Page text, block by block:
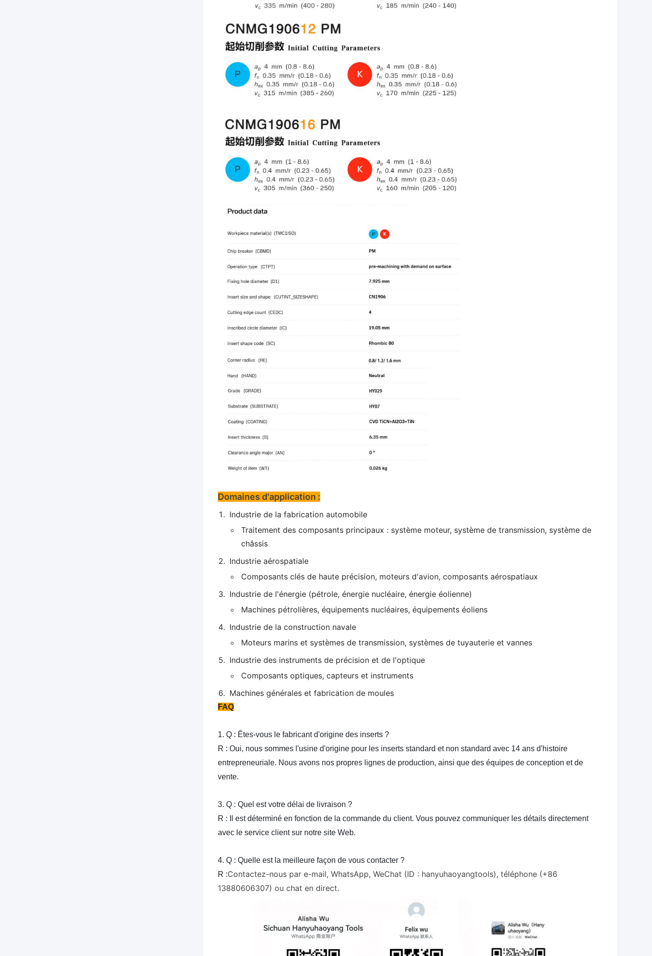
Domaines d'application :
Industrie de la fabrication automobile
Traitement des composants principaux : système moteur, système de transmission, système de
châssis
Industrie aérospatiale
Composants clés de haute précision, moteurs d'avion, composants aérospatiaux
Industrie de l'énergie (pétrole, énergie nucléaire, énergie éolienne)
Machines pétrolières, équipements nucléaires, équipements éoliens
Industrie de la construction navale
Moteurs marins et systèmes de transmission, systèmes de tuyauterie et vannes
Industrie des instruments de précision et de l'optique
Composants optiques, capteurs et instruments
Machines générales et fabrication de moules
FAQ
1. Q : Êtes-vous le fabricant d'origine des inserts ?
R : Oui, nous sommes l'usine d'origine pour les inserts standard et non standard avec 14 ans d'histoire
entrepreneuriale. Nous avons nos propres lignes de production, ainsi que des équipes de conception et de
vente.
3. Q : Quel est votre délai de livraison ?
R : Il est déterminé en fonction de la commande du client. Vous pouvez communiquer les détails directement
avec le service client sur notre site Web.
4. Q : Quelle est la meilleure façon de vous contacter ?
R :Contactez-nous par e-mail, WhatsApp, WeChat (ID : hanyuhaoyangtools), téléphone (+86
13880606307) ou chat en direct.